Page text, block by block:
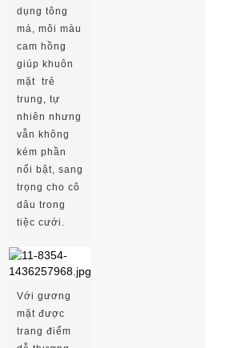
dụng tông
má, môi màu
cam hồng
giúp khuôn
mặt trẻ
trung, tự
nhiên nhưng
vẫn không
kém phần
nổi bật, sang
trọng cho cô
dâu trong
tiệc cưới.
Với gương
mặt được
trang điểm